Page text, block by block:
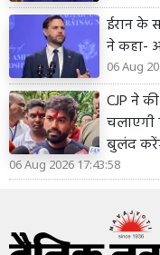
ईरान के
ने कहा-
06 Aug
CJP ने
चलाएगी
बुलंद
06 Aug 2026 17:43:58